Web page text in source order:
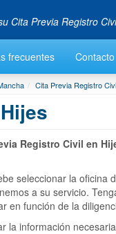
Cita Previa Registro
frecuentes Contacto
Cita Previa Registro
Registro Civil en
seleccionar la oficina
a su servicio.
en función de la
la información